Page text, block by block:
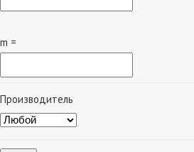
m =
Производитель